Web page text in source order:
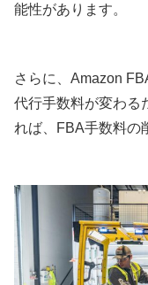
能性があります。
さらに、Amazon
代行手数料が変わる
れば、FBA手数料の